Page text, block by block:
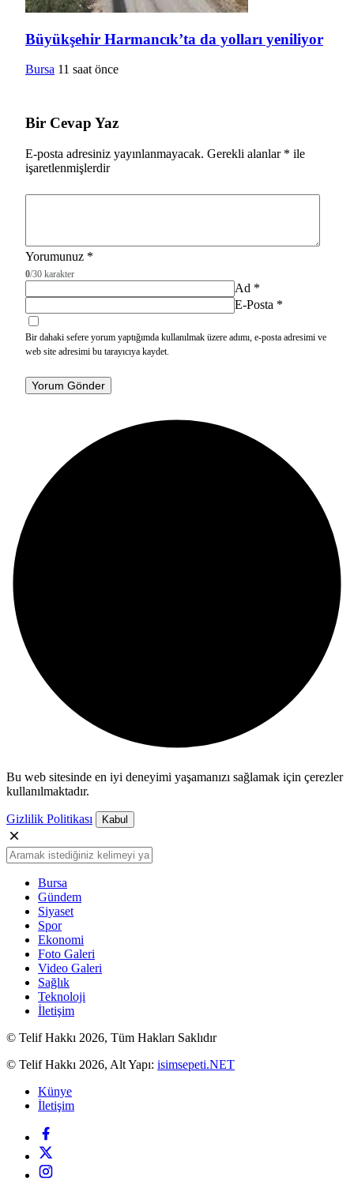
Büyükşehir Harmancık’ta da yolları yeniliyor
Bursa 11 saat önce
Bir Cevap Yaz
E-posta adresiniz yayınlanmayacak. Gerekli alanlar * ile
işaretlenmişlerdir
Yorumunuz *
0/30 karakter
Ad *
E-Posta *
Bir dahaki sefere yorum yaptığımda kullanılmak üzere adımı, e-posta adresimi ve
web site adresimi bu tarayıcıya kaydet.
Yorum Gönder
Bu web sitesinde en iyi deneyimi yaşamanızı sağlamak için çerezler
kullanılmaktadır.
Gizlilik Politikası Kabul
Bursa
Gündem
Siyaset
Spor
Ekonomi
Foto Galeri
Video Galeri
Sağlık
Teknoloji
İletişim
© Telif Hakkı 2026, Tüm Hakları Saklıdır
© Telif Hakkı 2026, Alt Yapı: isimsepeti.NET
Künye
İletişim